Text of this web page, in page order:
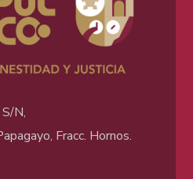
N,
Fracc. Hornos.